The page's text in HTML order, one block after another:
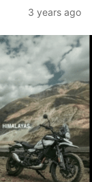
3 years ago